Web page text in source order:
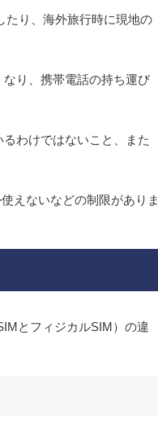
たり、海外旅行時に現地の
り、携帯電話の持ち運び
わけではないこと、また
えないなどの制限がありま
とフィジカルSIM）の違